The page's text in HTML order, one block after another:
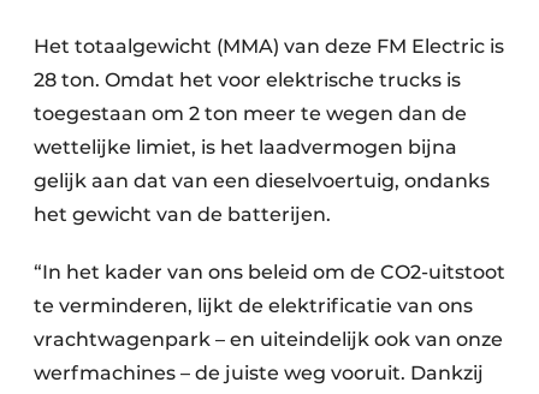
Het totaalgewicht (MMA) van deze FM Electric is
28 ton. Omdat het voor elektrische trucks is
toegestaan om 2 ton meer te wegen dan de
wettelijke limiet, is het laadvermogen bijna
gelijk aan dat van een dieselvoertuig, ondanks
het gewicht van de batterijen.
“In het kader van ons beleid om de CO2-uitstoot
te verminderen, lijkt de elektrificatie van ons
vrachtwagenpark – en uiteindelijk ook van onze
werfmachines – de juiste weg vooruit. Dankzij